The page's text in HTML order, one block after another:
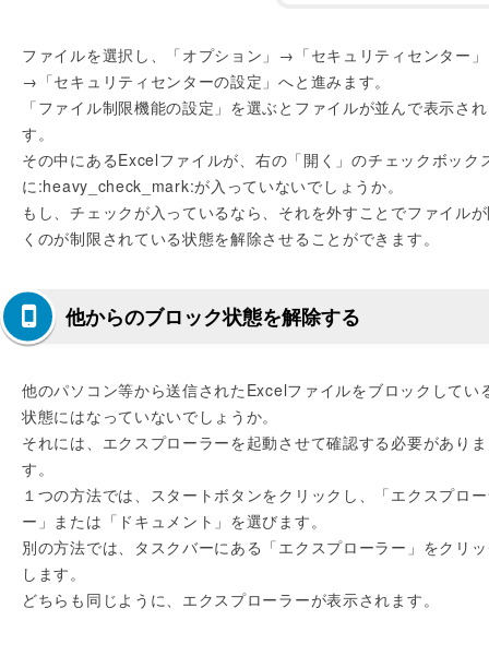
ファイルを選択し、「オプション」→「セキュリティセンター」
→「セキュリティセンターの設定」へと進みます。
「ファイル制限機能の設定」を選ぶとファイルが並んで表示さ
す。
その中にあるExcelファイルが、右の「開く」のチェックボック
に:heavy_check_mark:が入っていないでしょうか。
もし、チェックが入っているなら、それを外すことでファイル
くのが制限されている状態を解除させることができます。
他からのブロック状態を解除する
他のパソコン等から送信されたExcelファイルをブロックしてい
状態にはなっていないでしょうか。
それには、エクスプローラーを起動させて確認する必要がありま
す。
１つの方法では、スタートボタンをクリックし、「エクスプロ
ー」または「ドキュメント」を選びます。
別の方法では、タスクバーにある「エクスプローラー」をクリ
します。
どちらも同じように、エクスプローラーが表示されます。